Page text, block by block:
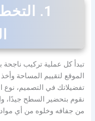
1.
تبدأ كل عملية تركيب ناجحة
الموقع لتقييم المساحة
تفضيلاتك في التصميم، نوع
نقوم بتحضير السطح جيدًا،
من جفافه وخلوه من أي مواد